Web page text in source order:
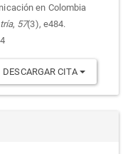
en Colombia
, 57(3), e484.
DESCARGAR CITA